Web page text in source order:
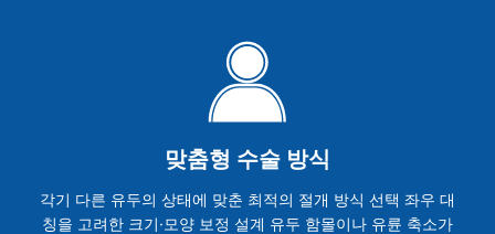
맞춤형 수술 방식
각기 다른 유두의 상태에 맞춘 최적의 절개 방식 선택 좌우 대
칭을 고려한 크기·모양 보정 설계 유두 함몰이나 유륜 축소가